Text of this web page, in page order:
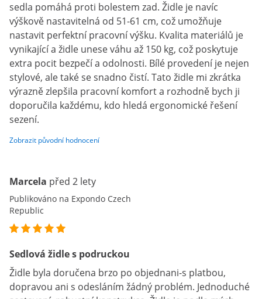
sedla pomáhá proti bolestem zad. Židle je navíc
výškově nastavitelná od 51-61 cm, což umožňuje
nastavit perfektní pracovní výšku. Kvalita materiálů je
vynikající a židle unese váhu až 150 kg, což poskytuje
extra pocit bezpečí a odolnosti. Bílé provedení je nejen
stylové, ale také se snadno čistí. Tato židle mi zkrátka
výrazně zlepšila pracovní komfort a rozhodně bych ji
doporučila každému, kdo hledá ergonomické řešení
sezení.
Zobrazit původní hodnocení
Marcela před 2 lety
Publikováno na Expondo Czech
Republic
Sedlová židle s podruckou
Židle byla doručena brzo po objednani-s platbou,
dopravou ani s odesláním žádný problém. Jednoduché